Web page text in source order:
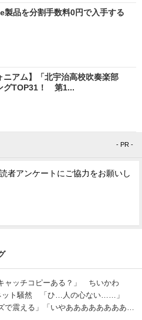
製品を分割手数料0円で入手する
ニアム】「北宇治高校吹奏楽部
グTOP31！ 第1...
- PR -
者アンケートにご協力をお願いし
ャッチコピーある？」 ちいかわ
ット騒然 「ひ…人の心ない……」
で震える」「いやあああああああああ